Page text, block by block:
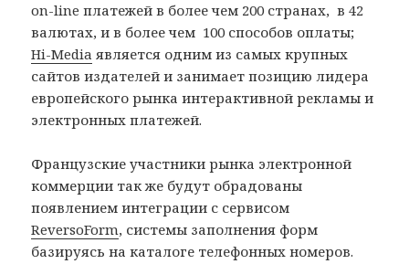
on-line платежей в более чем 200 странах, в 42
валютах, и в более чем 100 способов оплаты;
Hi-Media является одним из самых крупных
сайтов издателей и занимает позицию лидера
европейского рынка интерактивной рекламы и
электронных платежей.
Французские участники рынка электронной
коммерции так же будут обрадованы
появлением интеграции с сервисом
ReversoForm, системы заполнения форм
базируясь на каталоге телефонных номеров.